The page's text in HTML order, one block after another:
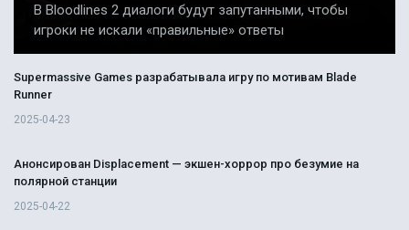
В Bloodlines 2 диалоги будут запутанными, чтобы
игроки не искали «правильные» ответы
Supermassive Games разрабатывала игру по мотивам Blade
Runner
2025-04-23
Анонсирован Displacement — экшен-хоррор про безумие на
полярной станции
2025-04-22